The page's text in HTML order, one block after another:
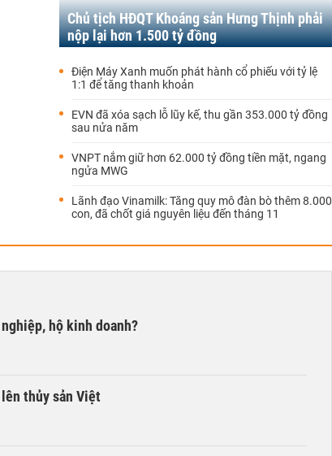
Chủ tịch HĐQT Khoáng sản Hưng Thịnh phải
nộp lại hơn 1.500 tỷ đồng
Điện Máy Xanh muốn phát hành cổ phiếu với tỷ lệ
1:1 để tăng thanh khoản
EVN đã xóa sạch lỗ lũy kế, thu gần 353.000 tỷ đồng
sau nửa năm
VNPT nắm giữ hơn 62.000 tỷ đồng tiền mặt, ngang
ngửa MWG
Lãnh đạo Vinamilk: Tăng quy mô đàn bò thêm 8.000
con, đã chốt giá nguyên liệu đến tháng 11
hộ kinh doanh?
thủy sản Việt